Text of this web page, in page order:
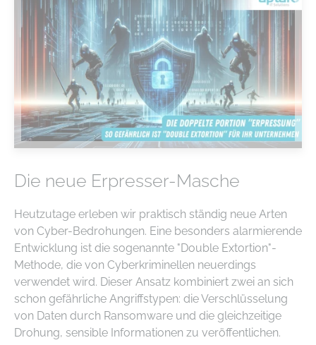
Die neue Erpresser-Masche
Heutzutage erleben wir praktisch ständig neue Arten
von Cyber-Bedrohungen. Eine besonders alarmierende
Entwicklung ist die sogenannte "Double Extortion"-
Methode, die von Cyberkriminellen neuerdings
verwendet wird. Dieser Ansatz kombiniert zwei an sich
schon gefährliche Angriffstypen: die Verschlüsselung
von Daten durch Ransomware und die gleichzeitige
Drohung, sensible Informationen zu veröffentlichen.